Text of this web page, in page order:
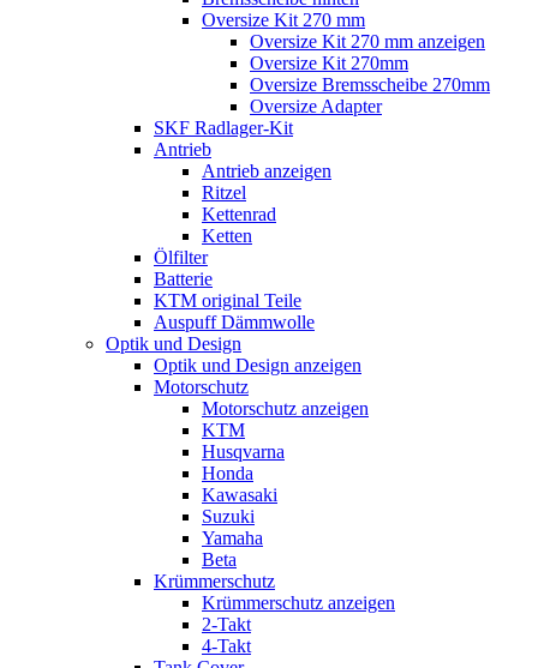
Oversize Kit 270 mm
Oversize Kit 270 mm anzeigen
Oversize Kit 270mm
Oversize Bremsscheibe 270mm
Oversize Adapter
SKF Radlager-Kit
Antrieb
Antrieb anzeigen
Ritzel
Kettenrad
Ketten
Ölfilter
Batterie
KTM original Teile
Auspuff Dämmwolle
Optik und Design
Optik und Design anzeigen
Motorschutz
Motorschutz anzeigen
KTM
Husqvarna
Honda
Kawasaki
Suzuki
Yamaha
Beta
Krümmerschutz
Krümmerschutz anzeigen
2-Takt
4-Takt